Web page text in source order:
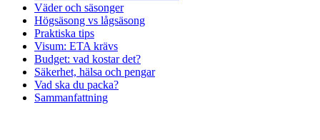
Väder och säsonger
Högsäsong vs lågsäsong
Praktiska tips
Visum: ETA krävs
Budget: vad kostar det?
Säkerhet, hälsa och pengar
Vad ska du packa?
Sammanfattning